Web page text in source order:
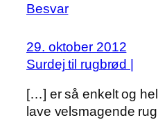
Besvar
29. oktober 2012
Surdej til rugbrød |
[…] er så enkelt og
lave velsmagende